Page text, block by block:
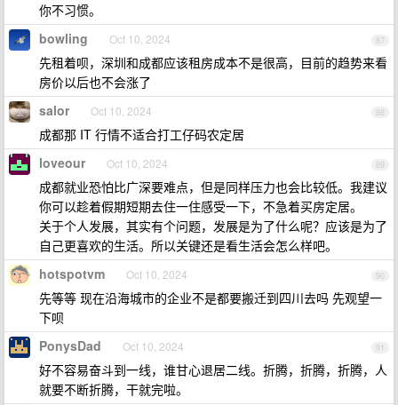
你不习惯。
87
bowling Oct 10, 2024
先租着呗，深圳和成都应该租房成本不是很高，目前的趋势来看
房价以后也不会涨了
88
salor Oct 10, 2024
成都那 IT 行情不适合打工仔码农定居
89
loveour Oct 10, 2024
成都就业恐怕比广深要难点，但是同样压力也会比较低。我建议
你可以趁着假期短期去住一住感受一下，不急着买房定居。
关于个人发展，其实有个问题，发展是为了什么呢？应该是为了
自己更喜欢的生活。所以关键还是看生活会怎么样吧。
90
hotspotvm Oct 10, 2024
先等等 现在沿海城市的企业不是都要搬迁到四川去吗 先观望一
下呗
91
PonysDad Oct 10, 2024
好不容易奋斗到一线，谁甘心退居二线。折腾，折腾，折腾，人
就要不断折腾，干就完啦。